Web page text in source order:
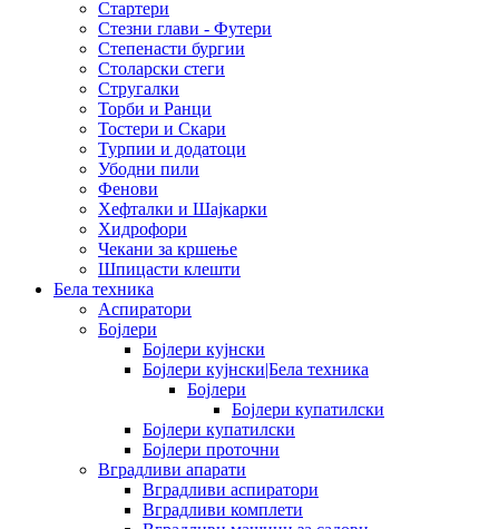
Стартери
Стезни глави - Футери
Степенасти бургии
Столарски стеги
Стругалки
Торби и Ранци
Тостери и Скари
Турпии и додатоци
Убодни пили
Фенови
Хефталки и Шајкарки
Хидрофори
Чекани за кршење
Шпицасти клешти
Бела техника
Аспиратори
Бојлери
Бојлери кујнски
Бојлери кујнски|Бела техника
Бојлери
Бојлери купатилски
Бојлери купатилски
Бојлери проточни
Вградливи апарати
Вградливи аспиратори
Вградливи комплети